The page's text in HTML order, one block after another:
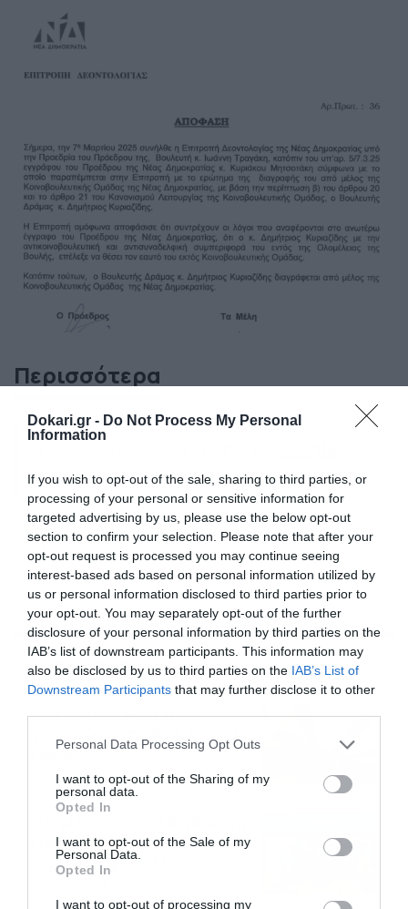
Dokari.gr - Do Not Process My Personal
Information
If you wish to opt-out of the sale, sharing to third parties, or
processing of your personal or sensitive information for
targeted advertising by us, please use the below opt-out
section to confirm your selection. Please note that after your
opt-out request is processed you may continue seeing
interest-based ads based on personal information utilized by
us or personal information disclosed to third parties prior to
your opt-out. You may separately opt-out of the further
disclosure of your personal information by third parties on the
IAB’s list of downstream participants. This information may
also be disclosed by us to third parties on the IAB’s List of
Downstream Participants that may further disclose it to other
Please note that this website/app uses one or more Google
not limited to your visit or usage behaviour. You may click to
grant or deny consent to Google and its third-party tags to
use your data for below specified purposes in below Google
consent section.
Personal Data Processing Opt Outs
I want to opt-out of the Sharing of my
personal data.
Opted In
I want to opt-out of the Sale of my
Personal Data.
Opted In
I want to opt-out of processing my
Περισσότερα
Newsγια όλες τις τελευταίες ειδήσεις
ΝΕΑ ΔΗΜΟΚΡΑΤΙΑ
Ροή Ειδήσεων
Εορτολόγιο 8-8: Ποιοι
Πολλά
08/08/2026 08:25
Πορτογαλία και τη Β’
Γερμανίας με πολλές
στοιχηματικές επιλογές από
το ΠΑΜΕ ΣΤΟΙΧΗΜΑ